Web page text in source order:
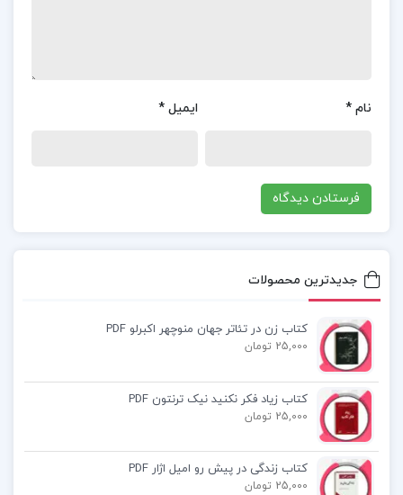
دانلود PDF کتاب دکتر علی اکبر عالم زاده
کتاب پیشنهادی📚
کتاب درآمدی بر جامعه شناسی نگرش های
نام * ایمیل *
جدیدترین محصولات
کتاب زن در تئاتر جهان منوچهر اکبرلو PDF
25,000 تومان
کتاب زیاد فکر نکنید نیک ترنتون PDF
25,000 تومان
کتاب زندگی در پیش رو امیل اژار PDF
25,000 تومان